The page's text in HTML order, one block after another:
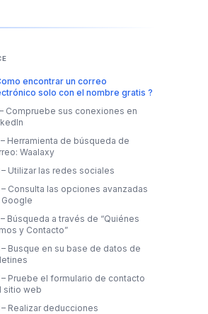
encontrar un correo
solo con el nombre gratis ?
Compruebe sus conexiones en
Herramienta de búsqueda de
Waalaxy
Utilizar las redes sociales
Consulta las opciones avanzadas
Búsqueda a través de “Quiénes
y Contacto”
Busque en su base de datos de
Pruebe el formulario de contacto
sitio web
Realizar deducciones